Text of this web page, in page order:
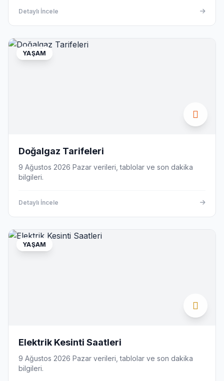
Detaylı İncele
YAŞAM
Doğalgaz Tarifeleri
9 Ağustos 2026 Pazar verileri, tablolar ve son dakika
bilgileri.
Detaylı İncele
YAŞAM
Elektrik Kesinti Saatleri
9 Ağustos 2026 Pazar verileri, tablolar ve son dakika
bilgileri.